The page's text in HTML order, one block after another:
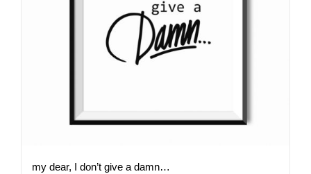
my dear, I don’t give a damn…